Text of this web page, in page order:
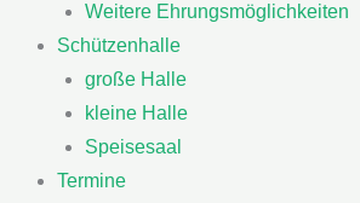
Weitere Ehrungsmöglichkeiten
Schützenhalle
große Halle
kleine Halle
Speisesaal
Termine